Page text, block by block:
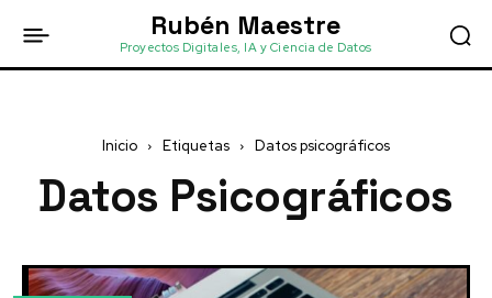
Rubén Maestre
Proyectos Digitales, IA y Ciencia de Datos
Inicio Etiquetas Datos psicográficos
Datos Psicográficos